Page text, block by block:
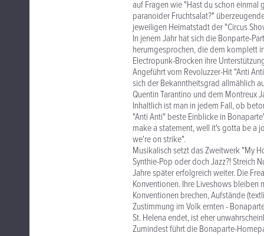
auf Fragen wie "Hast du schon einmal
paranoider Fruchtsalat?"
jeweiligen Heimatstadt der "Circus
In jenem Jahr hat sich die Bonparte-
herumgesprochen, die dem komplett
Electropunk-Brocken ihre
Angeführt vom Revoluzzer-Hit "Anti
sich der Bekanntheitsgrad allmählich
Quentin Tarantino und dem Montreux
Inhaltlich ist man in jedem Fall, ob
"Anti Anti" beste Einblicke in
make a statement, well it's gotta be a
we're on strike".
Musikalisch setzt das Zweitwerk "My
Synthie-Pop oder doch Jazz?! Streich
Jahre später erfolgreich weiter. Die
Konventionen. Ihre Liveshows
Konventionen brechen, Aufstände
Zustimmung im Volk ernten -
St. Helena endet, ist eher
Zumindest führt die Bonaparte-